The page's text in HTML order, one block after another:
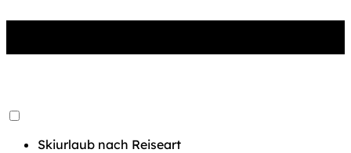
Skiurlaub nach Reiseart